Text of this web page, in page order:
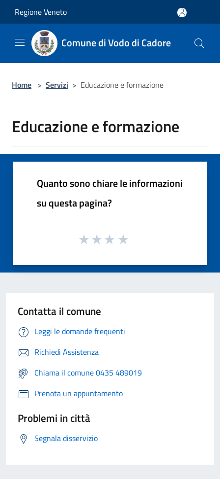
Regione Veneto
Comune di Vodo di Cadore
Home > Servizi > Educazione e formazione
Educazione e formazione
Quanto sono chiare le informazioni
su questa pagina?
Contatta il comune
Leggi le domande frequenti
Richiedi Assistenza
Chiama il comune 0435 489019
Prenota un appuntamento
Problemi in città
Segnala disservizio